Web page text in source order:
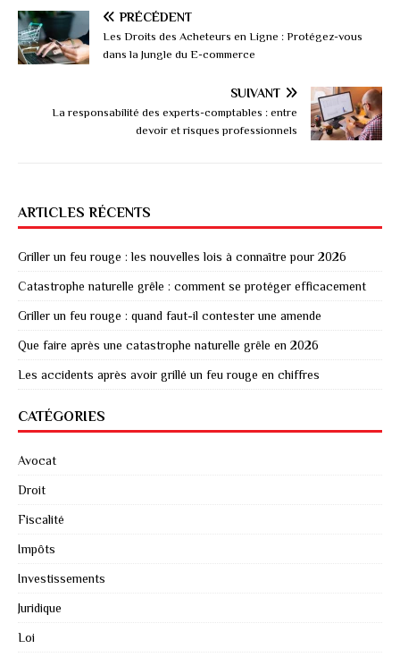
PRÉCÉDENT
Les Droits des Acheteurs en Ligne : Protégez-vous
dans la Jungle du E-commerce
SUIVANT
La responsabilité des experts-comptables : entre
devoir et risques professionnels
ARTICLES RÉCENTS
Griller un feu rouge : les nouvelles lois à connaître pour 2026
Catastrophe naturelle grêle : comment se protéger efficacement
Griller un feu rouge : quand faut-il contester une amende
Que faire après une catastrophe naturelle grêle en 2026
Les accidents après avoir grillé un feu rouge en chiffres
CATÉGORIES
Avocat
Droit
Fiscalité
Impôts
Investissements
Juridique
Loi